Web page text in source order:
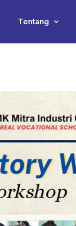
SMK Mitra
Tentang